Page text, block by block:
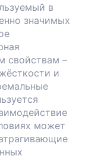
в
значимых
свойствам –
и
может